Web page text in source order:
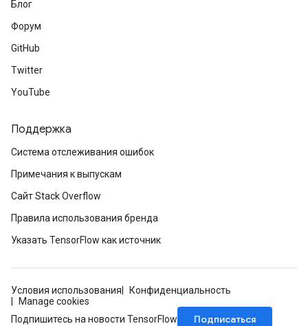
Блог
Форум
GitHub
Twitter
YouTube
Поддержка
Система отслеживания ошибок
Примечания к выпускам
Сайт Stack Overflow
Правила использования бренда
Указать TensorFlow как источник
Условия использования
Конфиденциальность
Manage cookies
Подпишитесь на новости TensorFlow
Подписаться